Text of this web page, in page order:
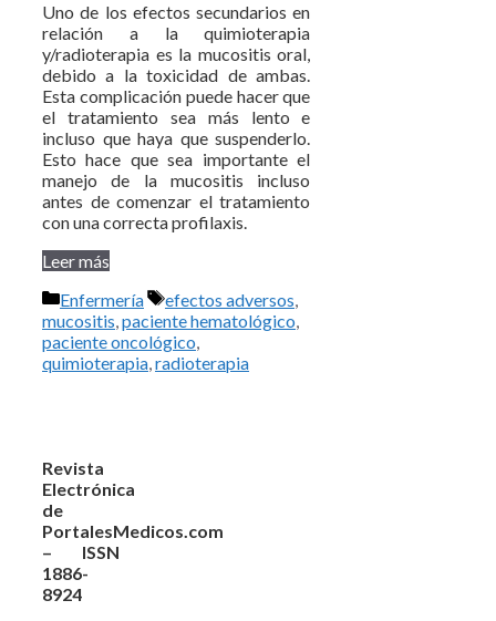
Uno de los efectos secundarios en
relación a la quimioterapia
y/radioterapia es la mucositis oral,
debido a la toxicidad de ambas.
Esta complicación puede hacer que
el tratamiento sea más lento e
incluso que haya que suspenderlo.
Esto hace que sea importante el
manejo de la mucositis incluso
antes de comenzar el tratamiento
con una correcta profilaxis.
Leer más
Categorías
Enfermería Etiquetas
efectos adversos,
mucositis,paciente hematológico,
paciente oncológico,
quimioterapia,radioterapia
Revista
Electrónica
de
PortalesMedicos.com
– ISSN
1886-
8924